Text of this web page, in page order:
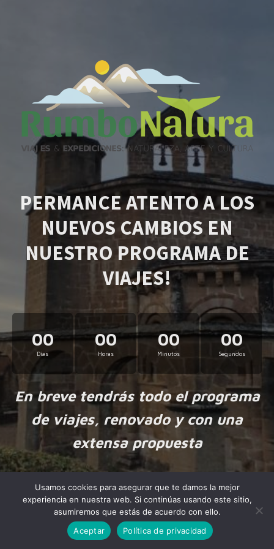
PERMANCE ATENTO A LOS
NUEVOS CAMBIOS EN
NUESTRO PROGRAMA DE
VIAJES!
00
Días
00
Horas
00
Minutos
00
Segundos
En breve tendrás todo el programa
de viajes, renovado y con una
extensa propuesta
Made byNiteoThemeswith love.
Usamos cookies para asegurar que te damos la mejor
experiencia en nuestra web. Si continúas usando este sitio,
asumiremos que estás de acuerdo con ello.
Aceptar
Política de privacidad